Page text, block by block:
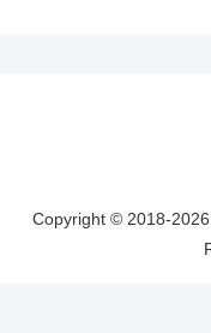
Copyright © 2018-